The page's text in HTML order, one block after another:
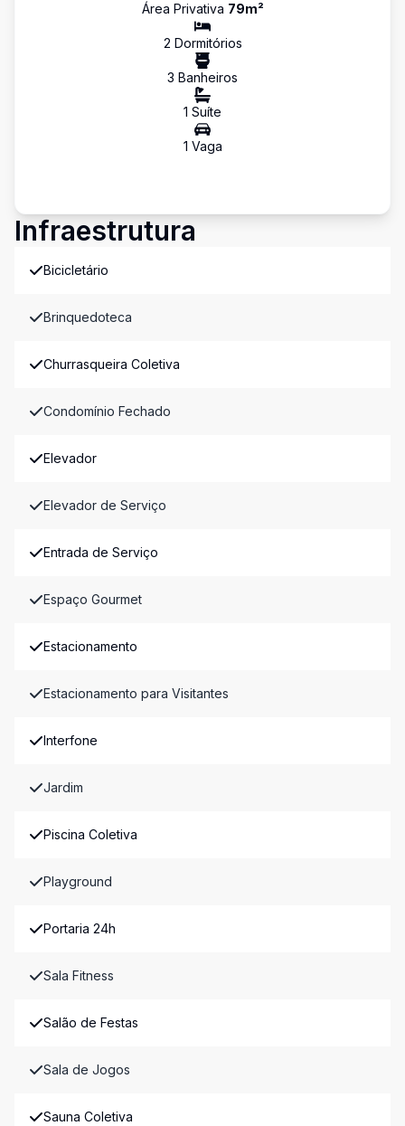
Área Privativa 79m²
2 Dormitórios
3 Banheiros
1 Suíte
1 Vaga
Infraestrutura
Bicicletário
Brinquedoteca
Churrasqueira Coletiva
Condomínio Fechado
Elevador
Elevador de Serviço
Entrada de Serviço
Espaço Gourmet
Estacionamento
Estacionamento para Visitantes
Interfone
Jardim
Piscina Coletiva
Playground
Portaria 24h
Sala Fitness
Salão de Festas
Sala de Jogos
Sauna Coletiva